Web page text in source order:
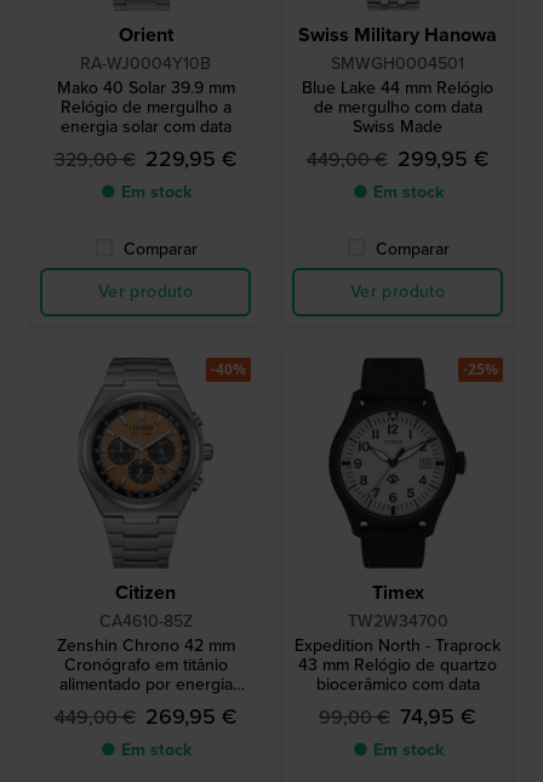
Orient
RA-WJ0004Y10B
Mako 40 Solar 39.9 mm
Relógio de mergulho a
energia solar com data
329,00 € 229,95 €
● Em stock
Comparar
Ver produto
Swiss Military Hanowa
SMWGH0004501
Blue Lake 44 mm Relógio
de mergulho com data
Swiss Made
449,00 € 299,95 €
● Em stock
Comparar
Ver produto
Citizen
CA4610-85Z
Zenshin Chrono 42 mm
Cronógrafo em titânio
alimentado por energia
solar com data
449,00 € 269,95 €
● Em stock
-40%
Timex
TW2W34700
Expedition North - Traprock
43 mm Relógio de quartzo
biocerâmico com data
99,00 € 74,95 €
● Em stock
-25%